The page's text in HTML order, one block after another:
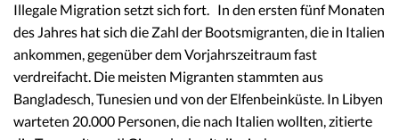
Illegale Migration setzt sich fort. In den ersten fünf Monaten
des Jahres hat sich die Zahl der Bootsmigranten, die in Italien
ankommen, gegenüber dem Vorjahrszeitraum fast
verdreifacht. Die meisten Migranten stammten aus
Bangladesch, Tunesien und von der Elfenbeinküste. In Libyen
warteten 20.000 Personen, die nach Italien wollten, zitierte